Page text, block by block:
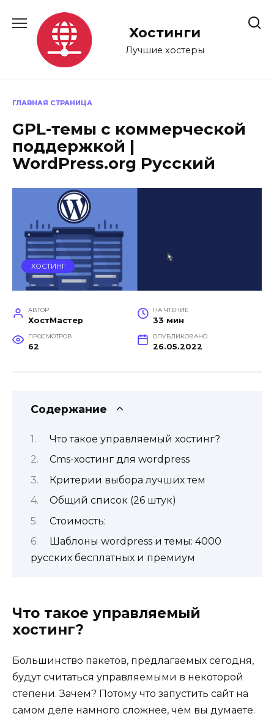
содержанию
Хостинги
Лучшие хостеры
ГЛАВНАЯ СТРАНИЦА
GPL-темы с коммерческой
поддержкой |
WordPress.org Русский
ХОСТИНГ
АВТОР
ХостМастер
НА ЧТЕНИЕ
33 мин
ПРОСМОТРОВ
62
ОПУБЛИКОВАНО
26.05.2022
Содержание
Что такое управляемый хостинг?
Cms-хостинг для wordpress
Критерии выбора лучших тем
Общий список (26 штук)
Стоимость:
Шаблоны wordpress и темы: 4000
русских бесплатных и премиум
Что такое управляемый
хостинг?
Большинство пакетов, предлагаемых сегодня,
будут считаться управляемыми в некоторой
степени. Зачем? Потому что запустить сайт на
самом деле намного сложнее, чем вы думаете.